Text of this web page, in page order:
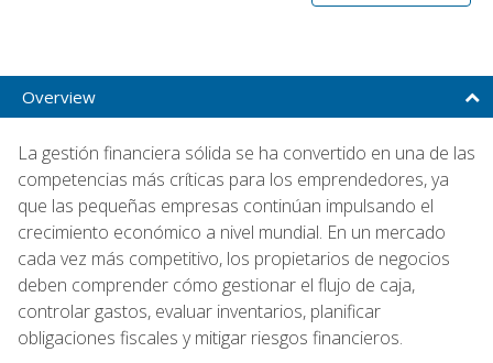
Overview
La gestión financiera sólida se ha convertido en una de las
competencias más críticas para los emprendedores, ya
que las pequeñas empresas continúan impulsando el
crecimiento económico a nivel mundial. En un mercado
cada vez más competitivo, los propietarios de negocios
deben comprender cómo gestionar el flujo de caja,
controlar gastos, evaluar inventarios, planificar
obligaciones fiscales y mitigar riesgos financieros.